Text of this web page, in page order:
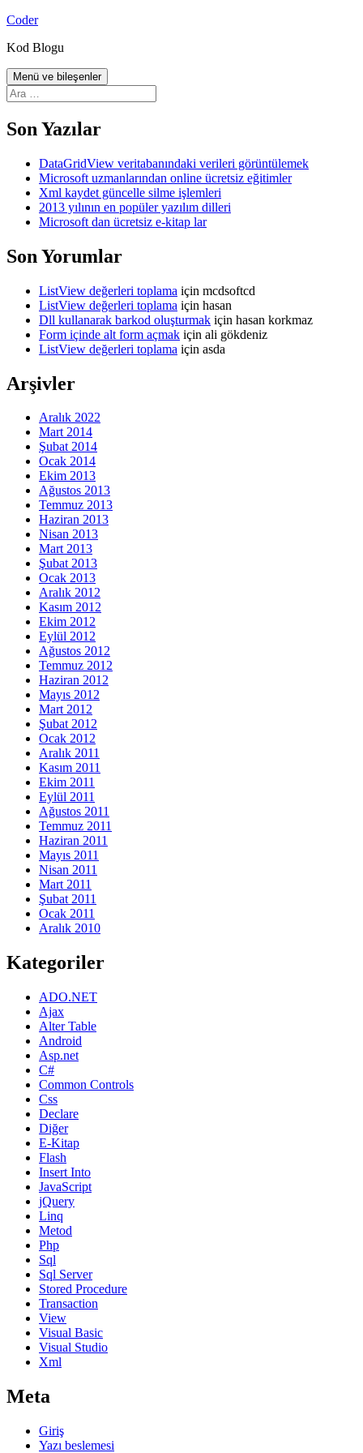
İçeriğe
Coder
Kod Blogu
Menü ve bileşenler
Arama:
Son Yazılar
DataGridView veritabanındaki verileri görüntülemek
Microsoft uzmanlarından online ücretsiz eğitimler
Xml kaydet güncelle silme işlemleri
2013 yılının en popüler yazılım dilleri
Microsoft dan ücretsiz e-kitap lar
Son Yorumlar
ListView değerleri toplama için mcdsoftcd
ListView değerleri toplama için hasan
Dll kullanarak barkod oluşturmak için hasan korkmaz
Form içinde alt form açmak için ali gökdeniz
ListView değerleri toplama için asda
Arşivler
Aralık 2022
Mart 2014
Şubat 2014
Ocak 2014
Ekim 2013
Ağustos 2013
Temmuz 2013
Haziran 2013
Nisan 2013
Mart 2013
Şubat 2013
Ocak 2013
Aralık 2012
Kasım 2012
Ekim 2012
Eylül 2012
Ağustos 2012
Temmuz 2012
Haziran 2012
Mayıs 2012
Mart 2012
Şubat 2012
Ocak 2012
Aralık 2011
Kasım 2011
Ekim 2011
Eylül 2011
Ağustos 2011
Temmuz 2011
Haziran 2011
Mayıs 2011
Nisan 2011
Mart 2011
Şubat 2011
Ocak 2011
Aralık 2010
Kategoriler
ADO.NET
Ajax
Alter Table
Android
Asp.net
C#
Common Controls
Css
Declare
Diğer
E-Kitap
Flash
Insert Into
JavaScript
jQuery
Linq
Metod
Php
Sql
Sql Server
Stored Procedure
Transaction
View
Visual Basic
Visual Studio
Xml
Meta
Giriş
Yazı beslemesi